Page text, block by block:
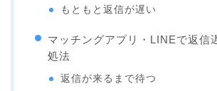
もともと返信が遅い
マッチングアプリ・LINEで返信
処法
返信が来るまで待つ